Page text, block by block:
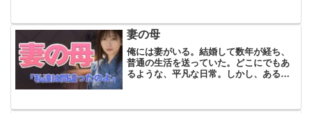
作。今日も義理の姉、響子さんの自宅を
訪れていた。兄と俺と響子...
妻の母
俺には妻がいる。結婚して数年が経ち、
普通の生活を送っていた。どこにでもあ
るような、平凡な日常。しかし、ある日